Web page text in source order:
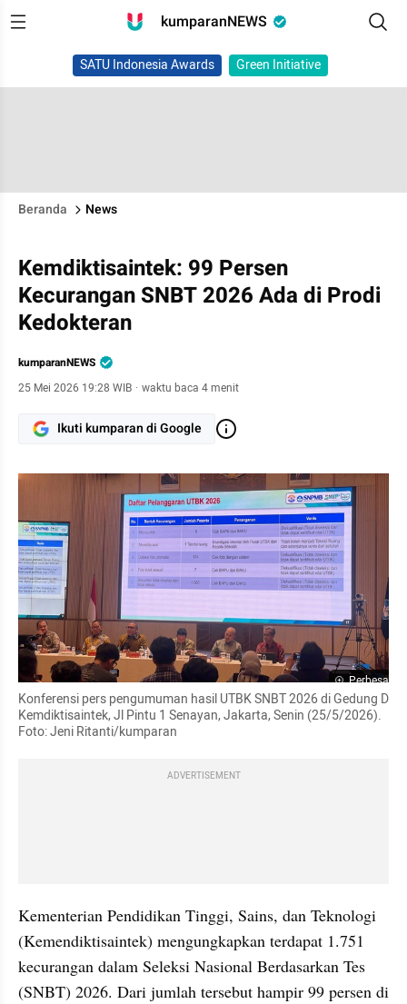
kumparanNEWS
SATU Indonesia Awards Green Initiative
Beranda News
Kemdiktisaintek: 99 Persen
Kecurangan SNBT 2026 Ada di Prodi
Kedokteran
kumparanNEWS
25 Mei 2026 19:28 WIB · waktu baca 4 menit
Ikuti kumparan di Google
Perbesar
Konferensi pers pengumuman hasil UTBK SNBT 2026 di Gedung D
Kemdiktisaintek, Jl Pintu 1 Senayan, Jakarta, Senin (25/5/2026).
Foto: Jeni Ritanti/kumparan
ADVERTISEMENT
Kementerian Pendidikan Tinggi, Sains, dan Teknologi
(Kemendiktisaintek) mengungkapkan terdapat 1.751
kecurangan dalam Seleksi Nasional Berdasarkan Tes
(SNBT) 2026. Dari jumlah tersebut hampir 99 persen di